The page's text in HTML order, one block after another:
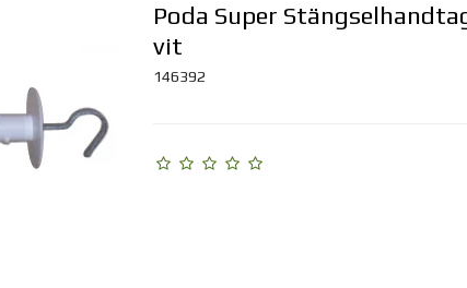
Poda Super
vit
146392